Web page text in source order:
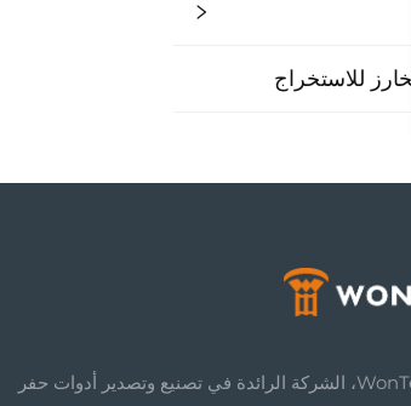
للاستخراج
اكتشف WonTech، الشركة الرائدة في تصنيع وتصدير أدوات حفر